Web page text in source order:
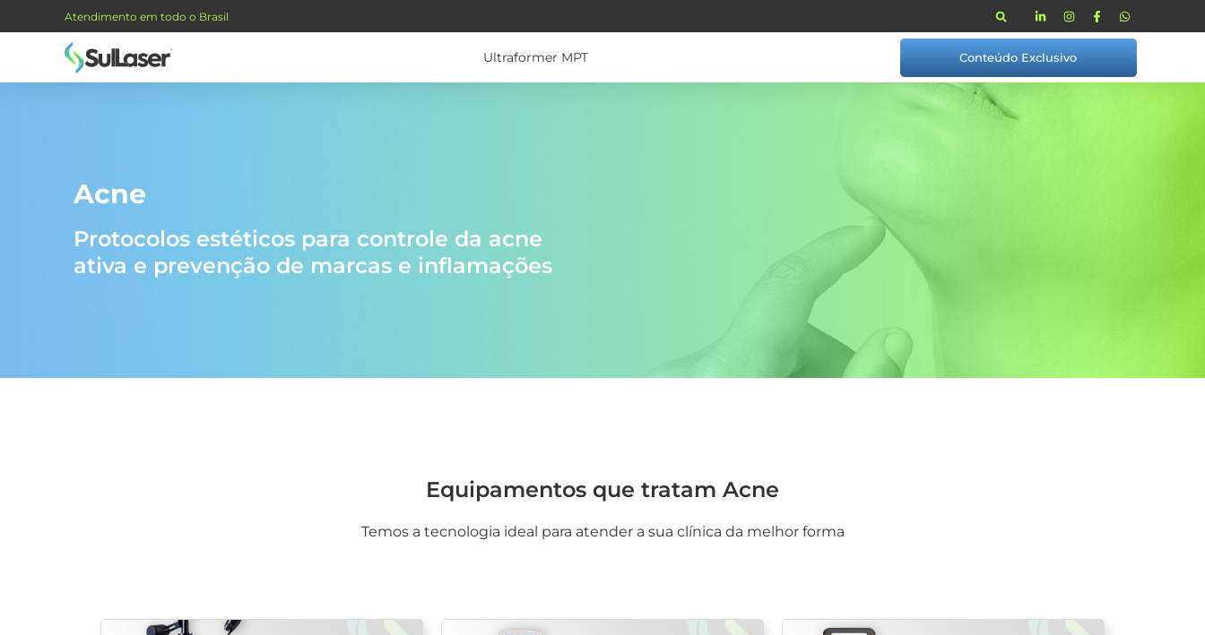
Atendimento em todo o Brasil
Ultraformer MPT Conteúdo Exclusivo
Acne
Protocolos estéticos para controle da acne
ativa e prevenção de marcas e inflamações
Equipamentos que tratam Acne
Temos a tecnologia ideal para atender a sua clínica da melhor forma